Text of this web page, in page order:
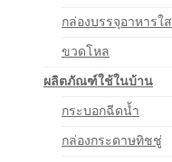
กล่องบรรจุอาหารใส
ขวดโหล
ผลิตภัณฑ์ใช้ในบ้าน
กระบอกฉีดน้ำ
กล่องกระดาษทิชชู่